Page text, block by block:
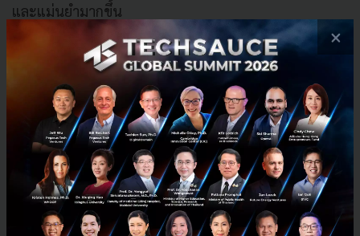
และแม่นยำมากขึ้น
งานวิจัยของ Chris Meier จาก Boston Consulting Group
ที่ตีพิมพ์ในปี 2022 ระบุว่า ยาที่ค้นพบด้วย AI และเข้าสู่
การทดลองระยะที่ 1 มีอัตราความสำเร็จสูงถึง 80–90%
เทียบกับค่าเฉลี่ยทั่วไปที่ราว 66% แสดงให้เห็นว่า AI
สามารถลดต้นทุนและเวลาในการวิจัยยาลงได้อย่างชัดเจน
และการที่ยา rentosertib จะเข้าสู่การทดลองระยะที่ 3
เป็น บททดสอบครั้งใหญ่ที่สุดของ AI ในการพิสูจน์ตัวเอง
×